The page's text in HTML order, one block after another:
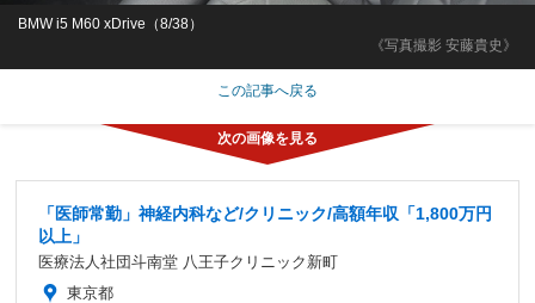
《写真撮影 安藤貴史》
BMW i5 M60 xDrive（8/38）
この記事へ戻る
「医師常勤」神経内科など/クリニック/高額年収「1,800万円
以上」
医療法人社団斗南堂 八王子クリニック新町
東京都